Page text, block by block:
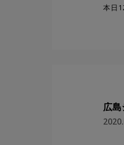
本日
広